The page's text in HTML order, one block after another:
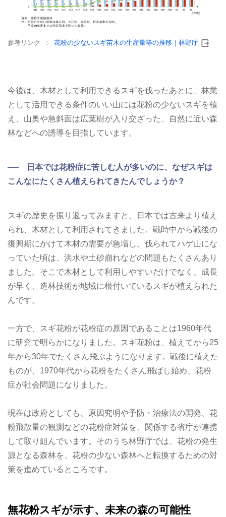
参考リンク 花粉の少ないスギ苗木の生産量等の推移｜林野庁
今後は、木材として利用できるスギを伐ったあとに、林業
として活用できる条件のいい山には花粉の少ないスギを植
え、山奥や急斜面は広葉樹が入り交ざった、自然に近い森
林などへの誘導を目指しています。
── 日本では花粉症に苦しむ人が多いのに、なぜスギは
こんなにたくさん植えられてきたんでしょうか？
スギの歴史を振り返ってみますと、日本では古来より植え
られ、木材として利用されてきました。戦時中から戦後の
復興期にかけて木材の需要が急増し、伐られてハゲ山にな
っていた頃は、洪水や土砂崩れなどの問題もたくさんあり
ました。そこで木材として利用しやすいだけでなく、成長
が早く、造林技術が地域に根付いているスギが植えられた
んです。
一方で、スギ花粉が花粉症の原因であることは1960年代
に研究で明らかになりました。スギ花粉は、植えてから25
年から30年でたくさん飛ぶようになります。戦後に植えた
ものが、1970年代から花粉をたくさん飛ばし始め、花粉
症が社会問題になりました。
現在は政府としても、原因究明や予防・治療法の開発、花
粉飛散量の観測などの花粉症対策を、関係する省庁が連携
して取り組んでいます。そのうち林野庁では、花粉の発生
源となる森林を、花粉の少ない森林へと転換するための対
策を進めているところです。
無花粉スギが示す、未来の森の可能性